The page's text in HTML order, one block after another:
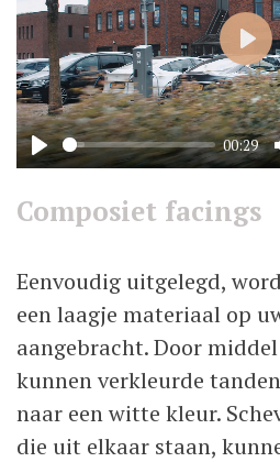
Play
00:29
Play
Composiet facings
Eenvoudig uitgelegd,
een laagje materiaal op
aangebracht. Door
kunnen verkleurde
naar een witte kleur.
die uit elkaar staan,